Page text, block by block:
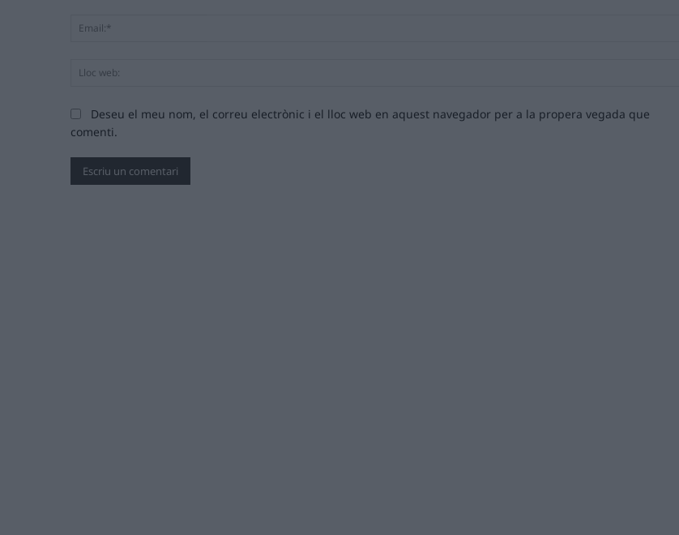
Deseu el meu nom, el correu electrònic i el lloc web en aquest navegador per a la propera vegada que
comenti.